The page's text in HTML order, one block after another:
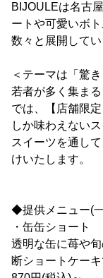
BIJOULEは名古
ートや可愛いボ
数々と展開して
＜テーマは「驚
若者が多く集ま
では、【店舗限
しか味わえない
スイーツを通し
けいたします。
◆提供メニュー(
・缶缶ショート
透明な缶に苺や
断ショートケーキ